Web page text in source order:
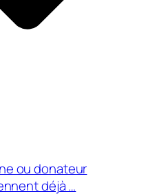
ou donateur
déjà …